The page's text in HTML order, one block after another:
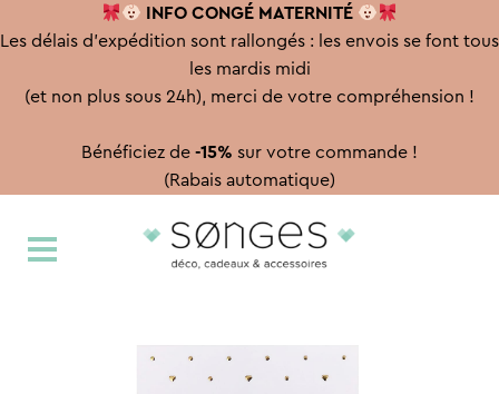
INFO CONGÉ MATERNITÉ
Les délais d'expédition sont rallongés : les envois se font tous
les mardis midi
(et non plus sous 24h), merci de votre compréhension !
Bénéficiez de -15% sur votre commande !
(Rabais automatique)
à
au